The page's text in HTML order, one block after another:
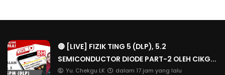
🔴 [LIVE] FIZIK TING 5 (DLP), 5.2
SEMICONDUCTOR DIODE PART-2 OLEH CIKG...
Yu. Chekgu LK dalam 17 jam yang lalu